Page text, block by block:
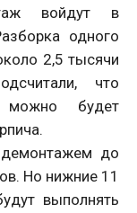
войдут в
одного
2,5 тысячи
что
можно будет
демонтажем до
Но нижние 11
выполнять